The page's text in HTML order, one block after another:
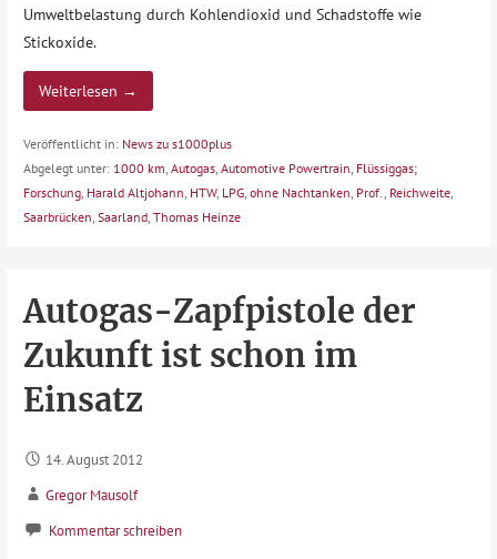
Umweltbelastung durch Kohlendioxid und Schadstoffe wie
Stickoxide.
Weiterlesen →
Veröffentlicht in: News zu s1000plus
Abgelegt unter: 1000 km, Autogas, Automotive Powertrain, Flüssiggas;
Forschung, Harald Altjohann, HTW, LPG, ohne Nachtanken, Prof., Reichweite,
Saarbrücken, Saarland, Thomas Heinze
Autogas-Zapfpistole der
Zukunft ist schon im
Einsatz
14. August 2012
Gregor Mausolf
Kommentar schreiben